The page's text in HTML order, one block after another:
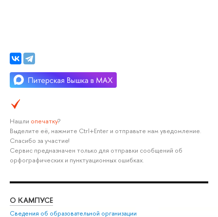
Нашли опечатку?
Выделите её, нажмите Ctrl+Enter и отправьте нам уведомление.
Спасибо за участие!
Сервис предназначен только для отправки сообщений об
орфографических и пунктуационных ошибках.
О КАМПУСЕ
Сведения об образовательной организации